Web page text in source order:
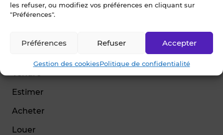
les refuser, ou modifiez vos préférences en cliquant sur
"Préférences".
Accepter
Refuser
Préférences
Gestion des cookiesPolitique de confidentialité
Vendre
Estimer
Acheter
Louer